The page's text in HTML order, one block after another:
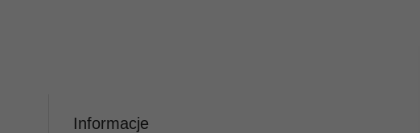
Informacje